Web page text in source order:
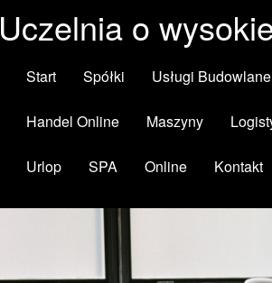
Uczelnia o
Start Spółki Usługi Budowlane
Handel Online Maszyny
Urlop SPA Online Kontakt